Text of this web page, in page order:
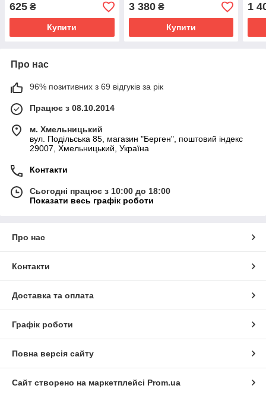
625 ₴
Купити
3 380₴
Купити
1
Про нас
96% позитивних з 69 відгуків за рік
Працює з 08.10.2014
м. Хмельницький
вул. Подільська 85, магазин "Берген", поштовий індекс
29007, Хмельницький, Україна
Контакти
Сьогодні працює з 10:00 до 18:00
Показати весь графік роботи
Про нас
Контакти
Доставка та оплата
Графік роботи
Повна версія сайту
Сайт створено на маркетплейсі Prom.ua